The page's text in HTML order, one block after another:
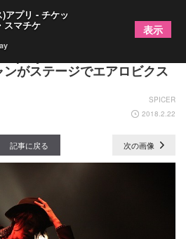
project」 イベントに出演
がステージでエアロビクス
SPICER
2018.2.22
記事に戻る 次の画像
アプリ - チケッ
スマチケ 表示